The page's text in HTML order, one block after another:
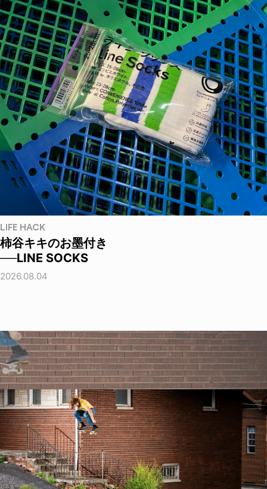
LIFE HACK
柿谷キキのお墨付き
──LINE SOCKS
2026.08.04